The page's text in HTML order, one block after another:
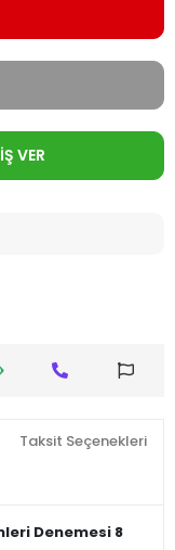
VER
Taksit Seçenekleri
Denemesi 8